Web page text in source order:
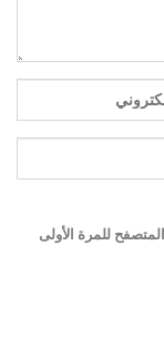
للمرة الأولى